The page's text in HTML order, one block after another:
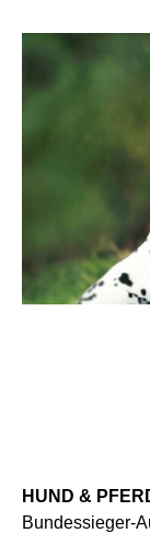
HUND &
Bundessieger-